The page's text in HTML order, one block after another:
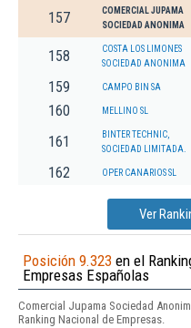
157
COMERCIAL JUPAMA
SOCIEDAD ANONIMA
158
COSTA LOS LIMONES
SOCIEDAD ANONIMA
159 CAMPO BIN SA
160 MELLINO SL
161
BINTER TECHNIC,
SOCIEDAD LIMITADA.
162 OPER CANARIOS SL
Ver
Posición 9.323 en el
Empresas Españolas
Comercial Jupama Sociedad
Ranking Nacional de Empresas.